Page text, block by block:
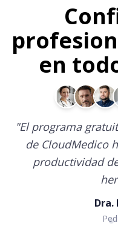
en
"El programa
de CloudMedico
productividad
Dra.